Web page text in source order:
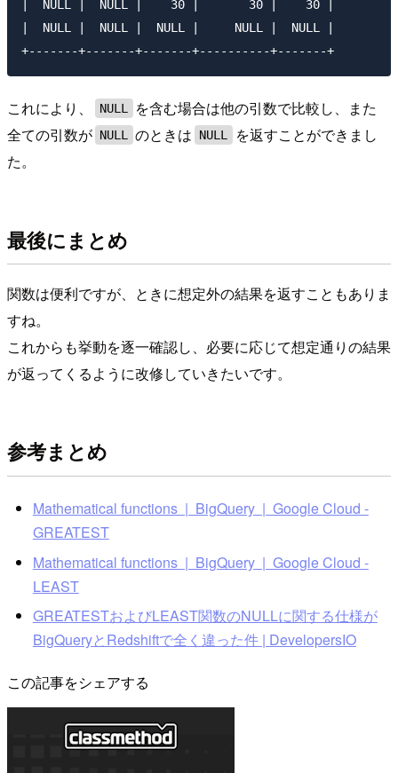
|  NULL |  NULL |    30 |       30 |    30 |
|  NULL |  NULL |  NULL |     NULL |  NULL |
これにより、 NULL
を含む場合は他の引数で比較し、また
全ての引数が NULL のときは NULL
を返すことができまし
た。
最後にまとめ
関数は便利ですが、ときに想定外の結果を返すこともありま
すね。
これからも挙動を逐一確認し、必要に応じて想定通りの結果
が返ってくるように改修していきたいです。
参考まとめ
Mathematical functions | BigQuery | Google Cloud -
GREATEST
Mathematical functions | BigQuery | Google Cloud -
LEAST
GREATESTおよびLEAST関数のNULLに関する仕様が
BigQueryとRedshiftで全く違った件 | DevelopersIO
この記事をシェアする